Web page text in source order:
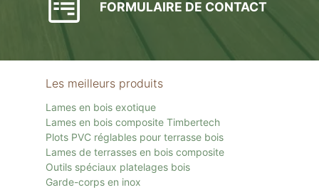
FORMULAIRE DE CONTACT
Les meilleurs produits
Lames en bois exotique
Lames en bois composite Timbertech
Plots PVC réglables pour terrasse bois
Lames de terrasses en bois composite
Outils spéciaux platelages bois
Garde-corps en inox